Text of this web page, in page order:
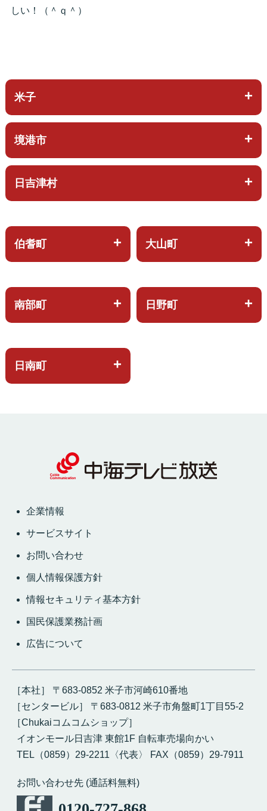
しい！（＾ｑ＾）
米子
境港市
日吉津村
伯耆町 大山町
南部町 日野町
日南町
企業情報
サービスサイト
お問い合わせ
個人情報保護方針
情報セキュリティ基本方針
国民保護業務計画
広告について
［本社］ 〒683-0852 米子市河崎610番地
［センタービル］ 〒683-0812 米子市角盤町1丁目55-2
［Chukaiコムコムショップ］
イオンモール日吉津 東館1F 自転車売場向かい
TEL（0859）29-2211〈代表〉 FAX（0859）29-7911
お問い合わせ先 (通話料無料)